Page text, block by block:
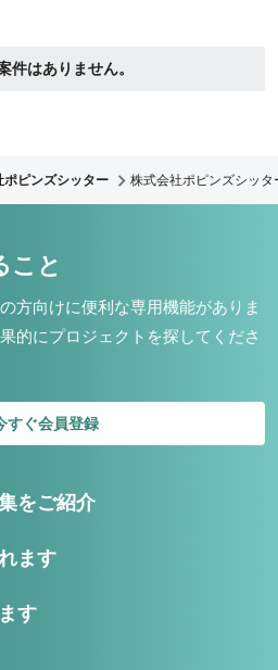
件はありません。
ポピンズシッター 株式会社ポピンズシッタ
こと
方向けに便利な専用機能がありま
的にプロジェクトを探してくださ
すぐ会員登録
をご紹介
ます
す